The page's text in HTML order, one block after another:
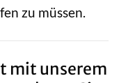
zu müssen.
mit unserem